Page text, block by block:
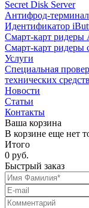
Secret Disk Server
Антифрод-терминал
Идентификатор
Смарт-карт ридеры
Смарт-карт ридеры
Услуги
Специальная
технических средств
Новости
Статьи
Контакты
Ваша корзина
В корзине еще нет
Итого
0 руб.
Быстрый заказ